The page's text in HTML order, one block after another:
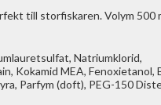
till storfiskaren. Volym 500
Natriumklorid,
Kokamid MEA, Fenoxietanol,
Parfym (doft), PEG-150